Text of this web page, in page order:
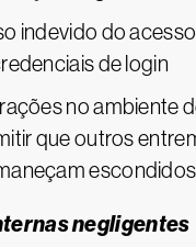
indevido do
de login
no ambiente
que outros
escondidos
negligentes